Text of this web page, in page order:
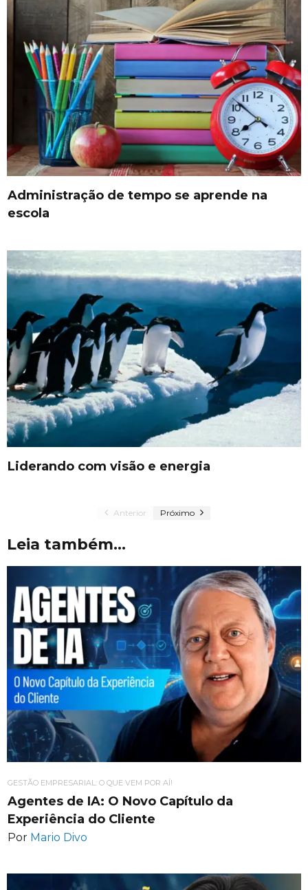
Administração de tempo se aprende na
escola
Liderando com visão e energia
Anterior Próximo
Leia também...
GESTÃO EMPRESARIAL: O QUE VEM POR AÍ!
Agentes de IA: O Novo Capítulo da
Experiência do Cliente
Por Mario Divo